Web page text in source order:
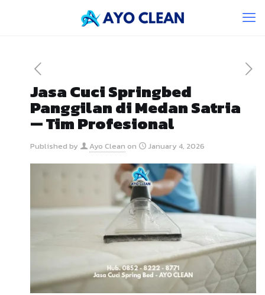
Jasa Cuci Springbed
Panggilan di Medan Satria
— Tim Profesional
Published by Ayo Clean on January 4, 2026